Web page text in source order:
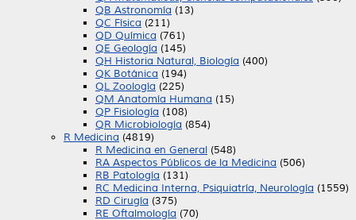
QB Astronomía (13)
QC Física (211)
QD Química (761)
QE Geología (145)
QH Historia Natural, Biología (400)
QK Botánica (194)
QL Zoología (225)
QM Anatomía Humana (15)
QP Fisiología (108)
QR Microbiología (854)
R Medicina (4819)
R Medicina en General (548)
RA Aspectos Públicos de la Medicina (506)
RB Patología (131)
RC Medicina Interna, Psiquiatría, Neurología (1559)
RD Cirugía (375)
RE Oftalmología (70)